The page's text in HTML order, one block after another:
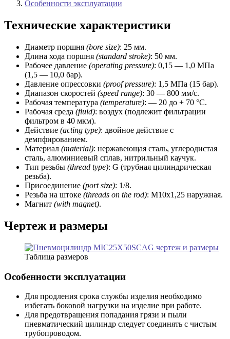
Особенности эксплуатации
Технические характеристики
Диаметр поршня (bore size): 25 мм.
Длина хода поршня (standard stroke): 50 мм.
Рабочее давление (operating pressure): 0,15 — 1,0 МПа
(1,5 — 10,0 бар).
Давление опрессовки (proof pressure): 1,5 МПа (15 бар).
Диапазон скоростей (speed range): 30 — 800 мм/с.
Рабочая температура (temperature): — 20 до + 70 °C.
Рабочая среда (fluid): воздух (подлежит фильтрации
фильтром в 40 мкм).
Действие (acting type): двойное действие с
демпфированием.
Материал (material): нержавеющая сталь, углеродистая
сталь, алюминиевый сплав, нитрильный каучук.
Тип резьбы (thread type): G (трубная цилиндрическая
резьба).
Присоединение (port size): 1/8.
Резьба на штоке (threads on the rod): М10х1,25 наружная.
Магнит (with magnet).
Чертеж и размеры
Таблица размеров
Особенности эксплуатации
Для продления срока службы изделия необходимо
избегать боковой нагрузки на изделие при работе.
Для предотвращения попадания грязи и пыли
пневматический цилиндр следует соединять с чистым
трубопроводом.